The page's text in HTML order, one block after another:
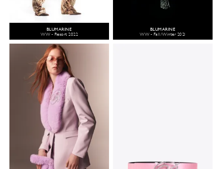
BLUMARINE
WW - Resort 2022
BLUMARINE
WW - Fall/Winter 2021